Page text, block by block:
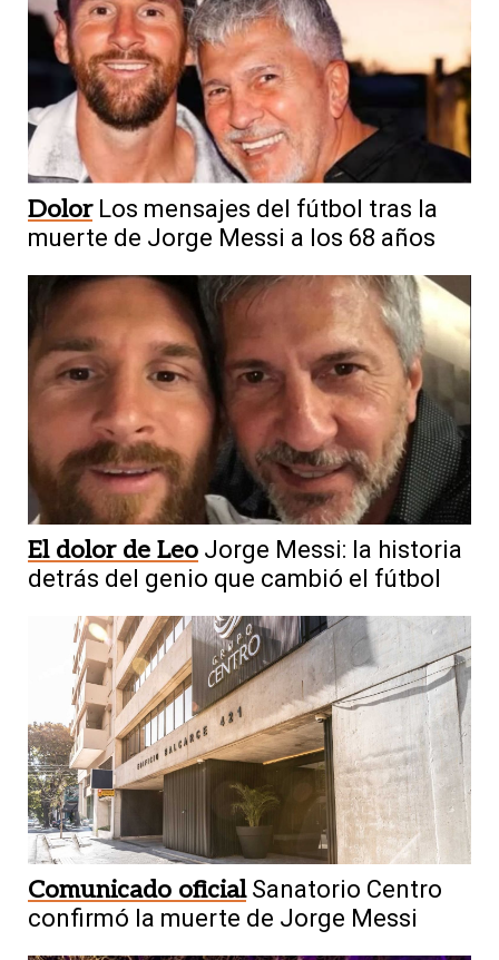
Dolor Los mensajes del fútbol tras la
muerte de Jorge Messi a los 68 años
El dolor de Leo Jorge Messi: la historia
detrás del genio que cambió el fútbol
Comunicado oficial Sanatorio Centro
confirmó la muerte de Jorge Messi